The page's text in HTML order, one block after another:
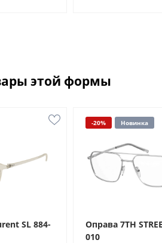
этой формы
SL 884-
-20% Новинка
Оправа 7TH
010